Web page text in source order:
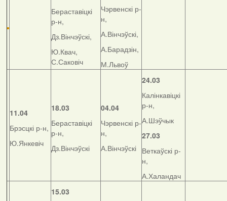
Бераставіцкі
р-н,
Дз.Вінчэўскі,
Ю.Квач,
С.Саковіч
Чэрвенскі р-
н,
А.Вінчэўскі,
А.Барадзін,
М.Львоў
11.04
Брэсцкі р-н,
Ю.Янкевіч
18.03
Бераставіцкі
р-н,
Дз.Вінчэўскі
04.04
Чэрвенскі р-
н,
А.Вінчэўскі
24.03
Калінкавіцкі
р-н,
А.Шэўчык
27.03
Веткаўскі р-
н,
А.Халандач
15.03